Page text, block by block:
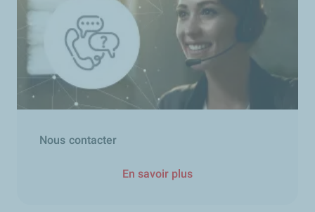
Nous contacter
En savoir plus